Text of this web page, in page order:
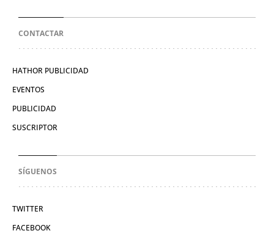
CONTACTAR
HATHOR PUBLICIDAD
EVENTOS
PUBLICIDAD
SUSCRIPTOR
SÍGUENOS
TWITTER
FACEBOOK